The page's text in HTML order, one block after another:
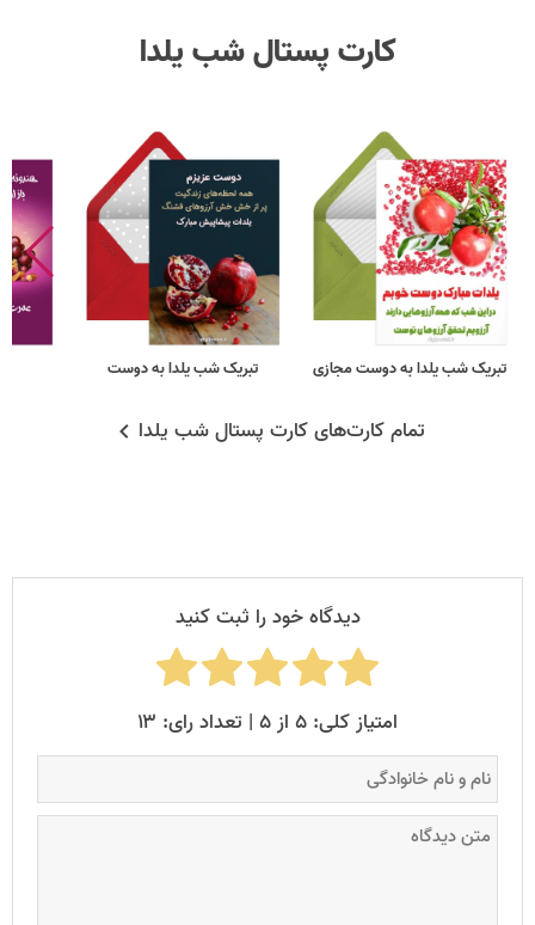
کارت پستال شب یلدا
تبریک شب یلدا به دوست مجازی تبریک شب یلدا به دوست
تمام کارت‌های کارت پستال شب یلدا
دیدگاه خود را ثبت کنید
امتیاز کلی: ۵ از ۵ | تعداد رای: ۱۳